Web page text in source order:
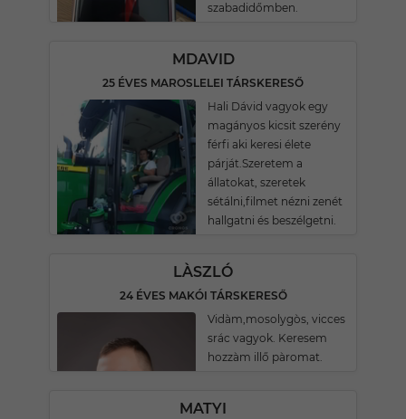
szabadidőmben.
MDAVID
25 ÉVES MAROSLELEI TÁRSKERESŐ
Hali Dávid vagyok egy
magányos kicsit szerény
férfi aki keresi élete
párját.Szeretem a
állatokat, szeretek
sétálni,filmet nézni zenét
hallgatni és beszélgetni.
LÀSZLÓ
24 ÉVES MAKÓI TÁRSKERESŐ
Vidàm,mosolygòs, vicces
srác vagyok. Keresem
hozzàm illő pàromat.
MATYI